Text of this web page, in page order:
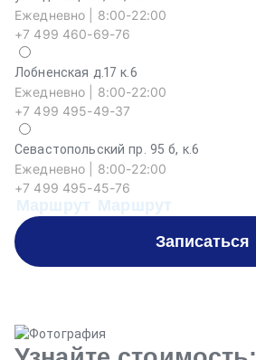
Ежедневно | 8:00-22:00
+7 499 460-69-76
Лобненская д.17 к.6
Ежедневно | 8:00-22:00
+7 499 495-49-37
Севастопольский пр. 95 б, к.6
Ежедневно | 8:00-22:00
+7 499 495-45-76
Маршрут Маршрут
Записаться